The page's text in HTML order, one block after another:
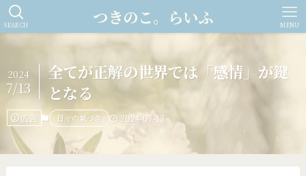
つきのこ。らいふ
SEARCH MENU
全てが正解の世界では「感情」が鍵
となる
2024
7/13
広告 日々の氣づき 2024-07-13